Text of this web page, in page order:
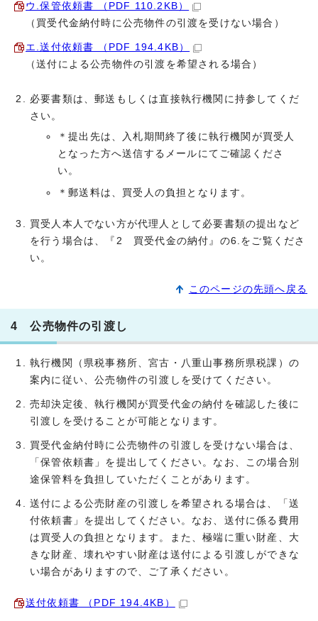
ウ.保管依頼書 （PDF 110.2KB）
（買受代金納付時に公売物件の引渡を受けない場合）
エ.送付依頼書 （PDF 194.4KB）
（送付による公売物件の引渡を希望される場合）
必要書類は、郵送もしくは直接執行機関に持参してくだ
さい。
＊提出先は、入札期間終了後に執行機関が買受人
となった方へ送信するメールにてご確認くださ
い。
＊郵送料は、買受人の負担となります。
買受人本人でない方が代理人として必要書類の提出など
を行う場合は、『2 買受代金の納付』の6.をご覧くださ
い。
このページの先頭へ戻る
4 公売物件の引渡し
執行機関（県税事務所、宮古・八重山事務所県税課）の
案内に従い、公売物件の引渡しを受けてください。
売却決定後、執行機関が買受代金の納付を確認した後に
引渡しを受けることが可能となります。
買受代金納付時に公売物件の引渡しを受けない場合は、
「保管依頼書」を提出してください。なお、この場合別
途保管料を負担していただくことがあります。
送付による公売財産の引渡しを希望される場合は、「送
付依頼書」を提出してください。なお、送付に係る費用
は買受人の負担となります。また、極端に重い財産、大
きな財産、壊れやすい財産は送付による引渡しができな
い場合がありますので、ご了承ください。
送付依頼書 （PDF 194.4KB）